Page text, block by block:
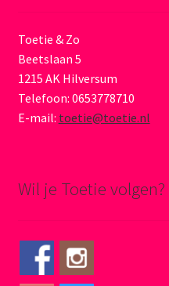
Toetie & Zo
Beetslaan 5
1215 AK Hilversum
Telefoon: 0653778710
E-mail: toetie@toetie.nl
Wil je Toetie volgen?